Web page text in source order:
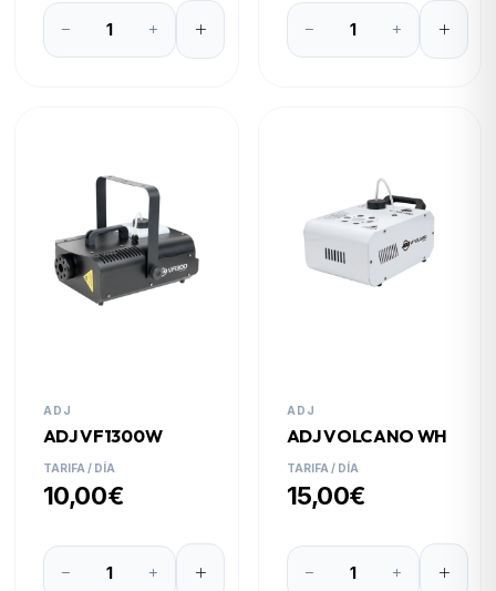
ADJ
ADJ VF1300W
TARIFA / DÍA
10,00€
ADJ
ADJ VOLCANO WH
TARIFA / DÍA
15,00€